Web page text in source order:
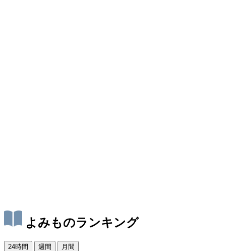
よみものランキング
24時間 週間 月間